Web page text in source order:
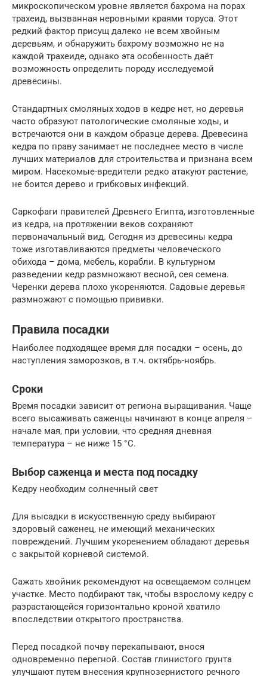
микроскопическом уровне является бахрома на порах
трахеид, вызванная неровными краями торуса. Этот
редкий фактор присущ далеко не всем хвойным
деревьям, и обнаружить бахрому возможно не на
каждой трахеиде, однако эта особенность даёт
возможность определить породу исследуемой
древесины.
Стандартных смоляных ходов в кедре нет, но деревья
часто образуют патологические смоляные ходы, и
встречаются они в каждом образце дерева. Древесина
кедра по праву занимает не последнее место в числе
лучших материалов для строительства и признана всем
миром. Насекомые-вредители редко атакуют растение,
не боится дерево и грибковых инфекций.
Саркофаги правителей Древнего Египта, изготовленные
из кедра, на протяжении веков сохраняют
первоначальный вид. Сегодня из древесины кедра
тоже изготавливаются предметы человеческого
обихода – дома, мебель, корабли. В культурном
разведении кедр размножают весной, сея семена.
Черенки дерева плохо укореняются. Садовые деревья
размножают с помощью прививки.
Правила посадки
Наиболее подходящее время для посадки – осень, до
наступления заморозков, в т.ч. октябрь-ноябрь.
Сроки
Время посадки зависит от региона выращивания. Чаще
всего высаживать саженцы начинают в конце апреля –
начале мая, при условии, что средняя дневная
температура – не ниже 15 °С.
Выбор саженца и места под посадку
Кедру необходим солнечный свет
Для высадки в искусственную среду выбирают
здоровый саженец, не имеющий механических
повреждений. Лучшим укоренением обладают деревья
с закрытой корневой системой.
Сажать хвойник рекомендуют на освещаемом солнцем
участке. Место подбирают так, чтобы взрослому кедру с
разрастающейся горизонтально кроной хватило
впоследствии открытого пространства.
Перед посадкой почву перекапывают, внося
одновременно перегной. Состав глинистого грунта
улучшают путем внесения крупнозернистого речного